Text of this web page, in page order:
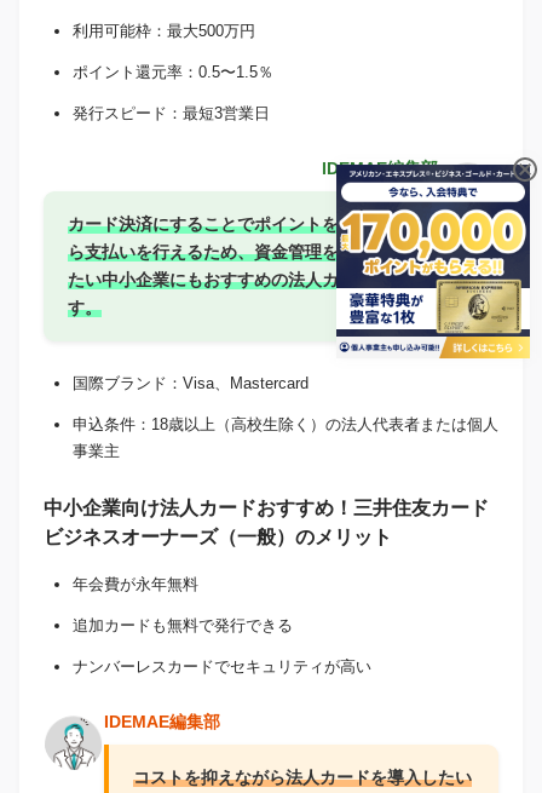
利用可能枠：最大500万円
ポイント還元率：0.5〜1.5％
発行スピード：最短3営業日
IDEMAE編集部
カード決済にすることでポイントを貯めなが
ら支払いを行えるため、資金管理を効率化し
たい中小企業にもおすすめの法人カードで
す。
国際ブランド：Visa、Mastercard
申込条件：18歳以上（高校生除く）の法人代表者または個人
事業主
中小企業向け法人カードおすすめ！三井住友カード
ビジネスオーナーズ（一般）のメリット
年会費が永年無料
追加カードも無料で発行できる
ナンバーレスカードでセキュリティが高い
IDEMAE編集部
コストを抑えながら法人カードを導入したい